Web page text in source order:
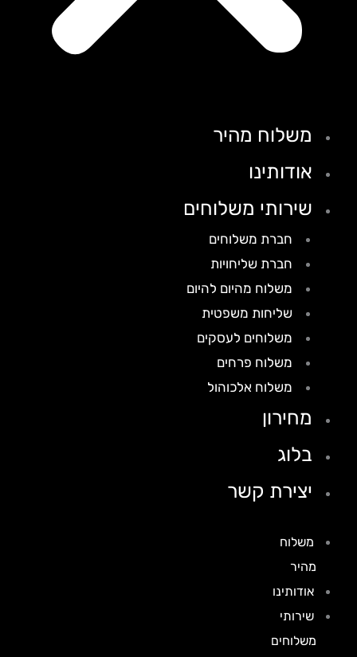
משלוח מהיר
אודותינו
שירותי משלוחים
חברת משלוחים
חברת שליחויות
משלוח מהיום להיום
שליחות משפטית
משלוחים לעסקים
משלוח פרחים
משלוח אלכוהול
מחירון
בלוג
יצירת קשר
משלוח
אודותינו
שירותי
משלוחים